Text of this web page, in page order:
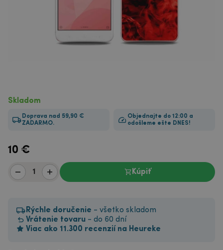
Skladom
Doprava nad 59,90 €
ZADARMO.
Objednajte do 12:00 a
odošleme ešte DNES!
10 €
Kúpiť
Rýchle doručenie - všetko skladom
Vrátenie tovaru - do 60 dní
Viac ako 11.300 recenzií na Heureke